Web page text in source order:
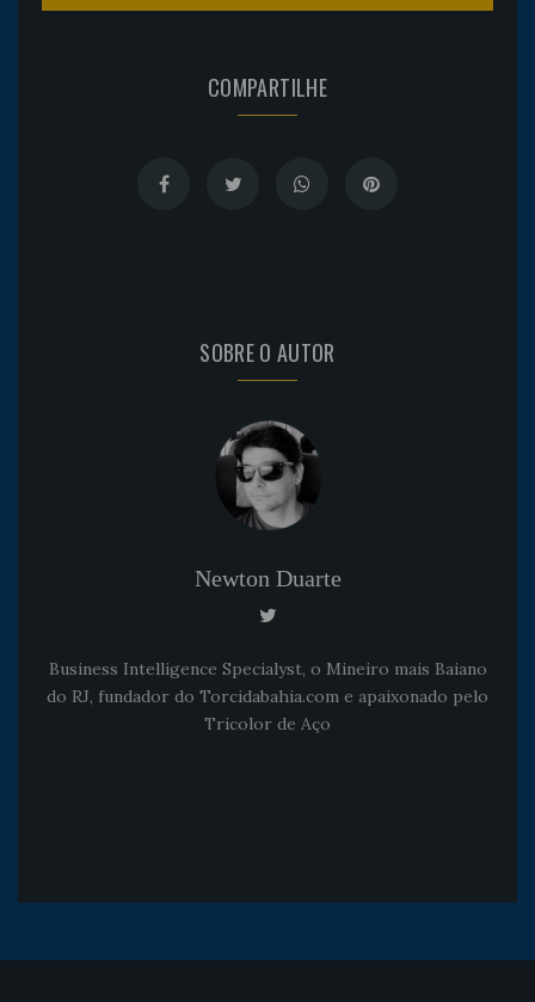
COMPARTILHE
SOBRE O AUTOR
Newton Duarte
Business Intelligence Specialyst, o Mineiro mais Baiano
do RJ, fundador do Torcidabahia.com e apaixonado pelo
Tricolor de Aço